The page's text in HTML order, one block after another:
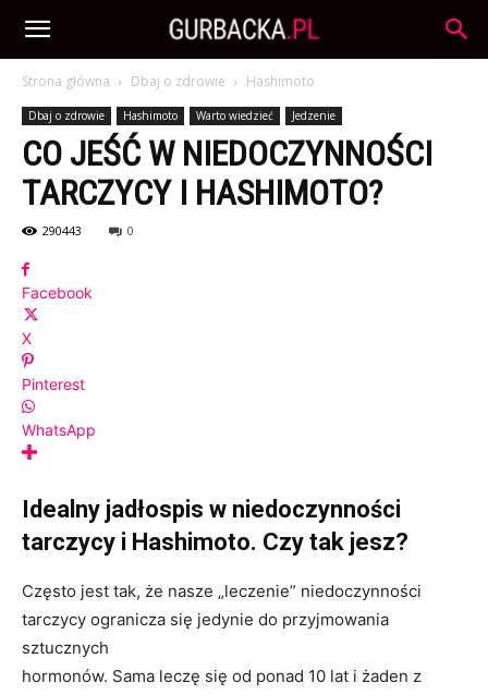
Strona główna Dbaj o zdrowie Hashimoto
Dbaj o zdrowie Hashimoto Warto wiedzieć Jedzenie
CO JEŚĆ W NIEDOCZYNNOŚCI
TARCZYCY I HASHIMOTO?
290443 0
Facebook
X
Pinterest
WhatsApp
Idealny jadłospis w niedoczynności
tarczycy i Hashimoto. Czy tak jesz?
Często jest tak, że nasze „leczenie” niedoczynności
tarczycy ogranicza się jedynie do przyjmowania
sztucznych
hormonów. Sama leczę się od ponad 10 lat i żaden z